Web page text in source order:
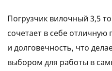
Погрузчик вилочный 3,5
сочетает в себе
и долговечность, что
выбором для работы в